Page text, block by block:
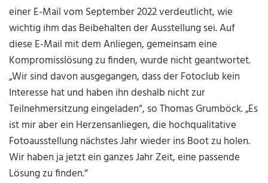
einer E-Mail vom September 2022 verdeutlicht, wie
wichtig ihm das Beibehalten der Ausstellung sei. Auf
diese E-Mail mit dem Anliegen, gemeinsam eine
Kompromisslösung zu finden, wurde nicht geantwortet.
„Wir sind davon ausgegangen, dass der Fotoclub kein
Interesse hat und haben ihn deshalb nicht zur
Teilnehmersitzung eingeladen“, so Thomas Grumböck. „Es
ist mir aber ein Herzensanliegen, die hochqualitative
Fotoausstellung nächstes Jahr wieder ins Boot zu holen.
Wir haben ja jetzt ein ganzes Jahr Zeit, eine passende
Lösung zu finden.“